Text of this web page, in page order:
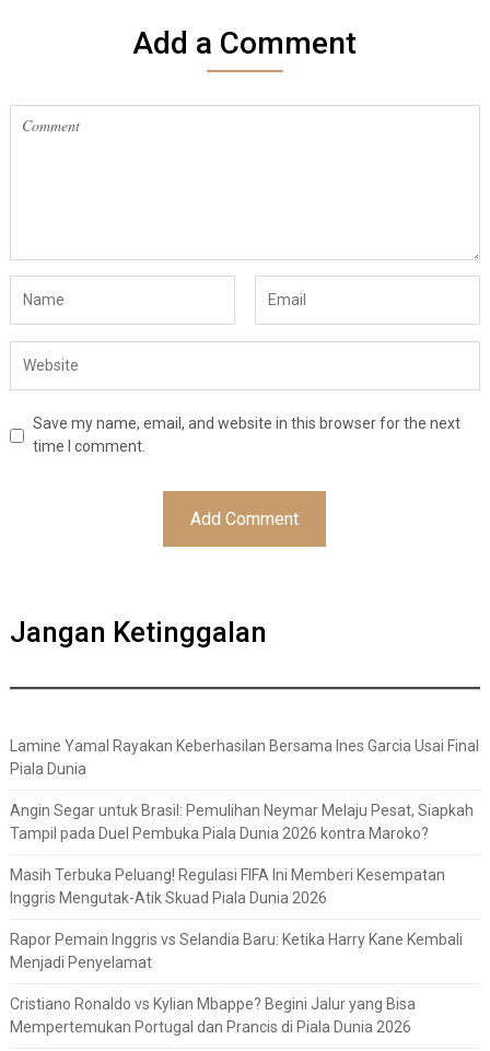
Add a Comment
Save my name, email, and website in this browser for the next
time I comment.
Jangan Ketinggalan
Lamine Yamal Rayakan Keberhasilan Bersama Ines Garcia Usai Final
Piala Dunia
Angin Segar untuk Brasil: Pemulihan Neymar Melaju Pesat, Siapkah
Tampil pada Duel Pembuka Piala Dunia 2026 kontra Maroko?
Masih Terbuka Peluang! Regulasi FIFA Ini Memberi Kesempatan
Inggris Mengutak-Atik Skuad Piala Dunia 2026
Rapor Pemain Inggris vs Selandia Baru: Ketika Harry Kane Kembali
Menjadi Penyelamat
Cristiano Ronaldo vs Kylian Mbappe? Begini Jalur yang Bisa
Mempertemukan Portugal dan Prancis di Piala Dunia 2026